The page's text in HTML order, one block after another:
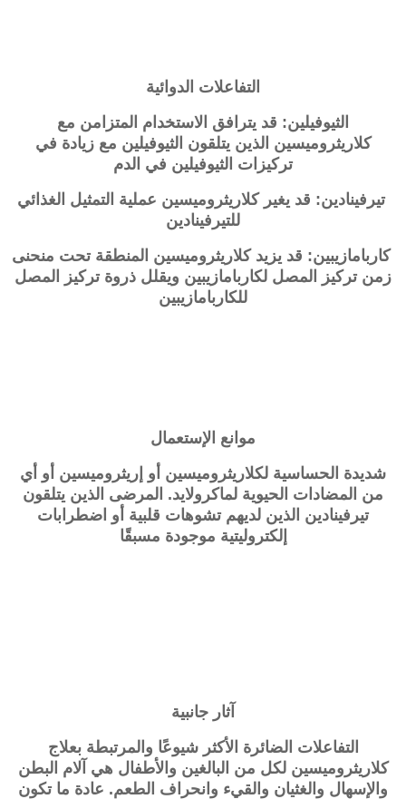
التفاعلات الدوائية
الثيوفيلين: قد يترافق الاستخدام المتزامن مع
كلاريثروميسين الذين يتلقون الثيوفيلين مع زيادة في
تركيزات الثيوفيلين في الدم
تيرفينادين: قد يغير كلاريثروميسين عملية التمثيل الغذائي
للتيرفينادين
كاربامازيبين: قد يزيد كلاريثروميسين المنطقة تحت منحنى
زمن تركيز المصل لكاربامازيبين ويقلل ذروة تركيز المصل
للكاربامازيبين
موانع الإستعمال
شديدة الحساسية لكلاريثروميسين أو إريثروميسين أو أي
من المضادات الحيوية لماكرولايد. المرضى الذين يتلقون
تيرفينادين الذين لديهم تشوهات قلبية أو اضطرابات
إلكتروليتية موجودة مسبقًا
آثار جانبية
التفاعلات الضائرة الأكثر شيوعًا والمرتبطة بعلاج
كلاريثروميسين لكل من البالغين والأطفال هي آلام البطن
والإسهال والغثيان والقيء وانحراف الطعم. عادة ما تكون